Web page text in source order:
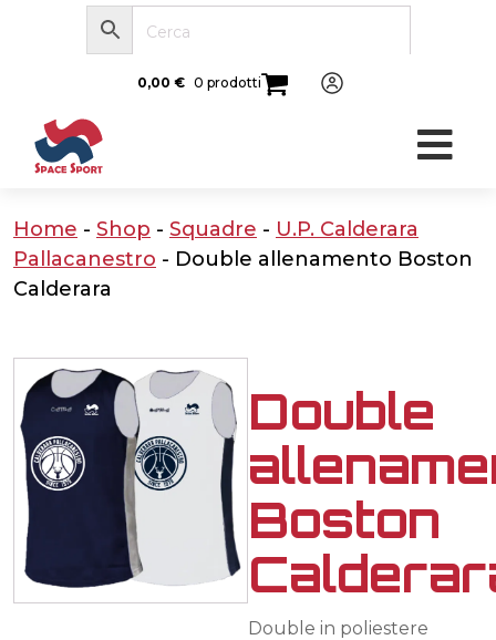
0,00 € 0 prodotti
Home - Shop - Squadre - U.P. Calderara
Pallacanestro - Double allenamento Boston
Calderara
Double
Boston
Double in poliestere